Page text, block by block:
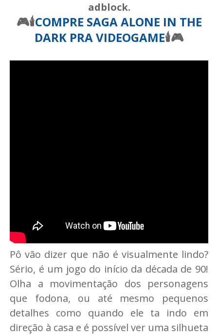
adblock.
🎮🕯️COMPRE SAGA ALONE IN THE
DARK PRA VIDEOGAME🕯️🎮
Pô vão dizer que não é visualmente lindo?
Sério, é um jogo do início da década de 90!
Olha a movimentação dos personagens
que fodona, ou até mesmo pequenos
detalhes como quando ele ta indo em
direção à casa e é possível ver uma silhueta